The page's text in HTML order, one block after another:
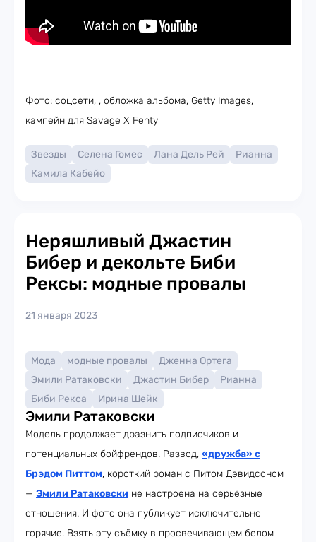
Фото: соцсети, , обложка альбома, Getty Images,
кампейн для Savage X Fenty
Звезды Селена Гомес Лана Дель Рей
Рианна
Камила Кабейо
Неряшливый Джастин
Бибер и декольте Биби
Рексы: модные провалы
21 января 2023
Мода модные провалы
Дженна Ортега
Эмили Ратаковски
Джастин Бибер
Рианна
Биби Рекса
Ирина Шейк
Эмили Ратаковски
Модель продолжает дразнить подписчиков и
потенциальных бойфрендов. Развод, «дружба» с
Брэдом Питтом, короткий роман с Питом Дэвидсоном
— Эмили Ратаковски не настроена на серьёзные
отношения. И фото она публикует исключительно
горячие. Взять эту съёмку в просвечивающем белом